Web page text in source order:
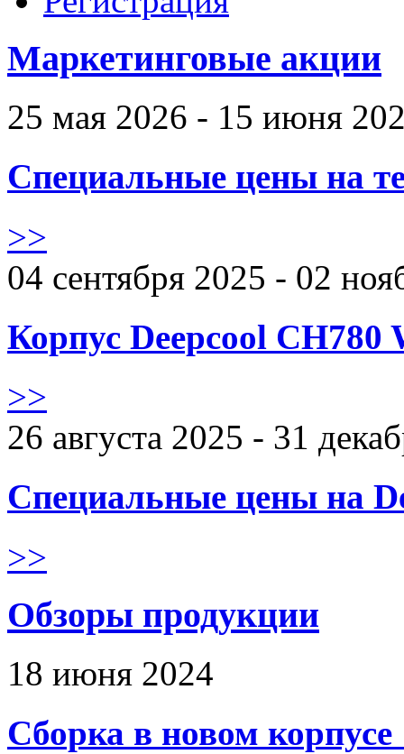
Маркетинговые акции
25 мая 2026 - 15 июня
Специальные цены на
>>
04 сентября 2025 - 02
Корпус Deepcool CH780
>>
26 августа 2025 - 31
Специальные цены на
>>
Обзоры продукции
18 июня 2024
Сборка в новом